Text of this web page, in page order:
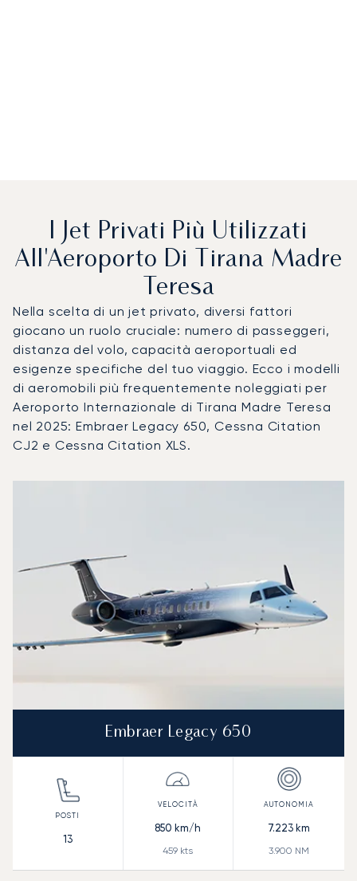
I Jet Privati Più Utilizzati
All'Aeroporto Di Tirana Madre
Teresa
Nella scelta di un jet privato, diversi fattori
giocano un ruolo cruciale: numero di passeggeri,
distanza del volo, capacità aeroportuali ed
esigenze specifiche del tuo viaggio. Ecco i modelli
di aeromobili più frequentemente noleggiati per
Aeroporto Internazionale di Tirana Madre Teresa
nel 2025: Embraer Legacy 650, Cessna Citation
CJ2 e Cessna Citation XLS.
Embraer Legacy 650
13
850 km/h
459 kts
7.223 km
3.900 NM